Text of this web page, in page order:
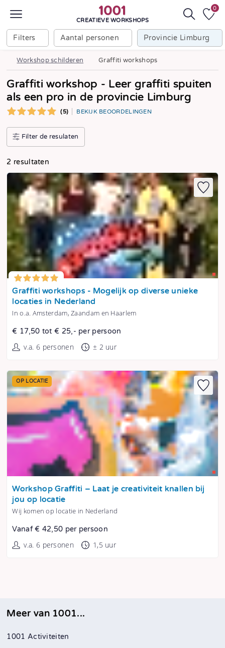
CREATIEVE WORKSHOPS
Filters Aantal personen Provincie Limburg
0
Workshop schilderen Graffiti workshops
Graffiti workshop - Leer graffiti spuiten
als een pro in de provincie Limburg
(5) BEKIJK BEOORDELINGEN
Filter de resulaten
2 resultaten
Tonen
Graffiti workshops - Mogelijk op diverse unieke
locaties in Nederland
In o.a. Amsterdam, Zaandam en Haarlem
€ 17,50 tot € 25,- per persoon
v.a. 6 personen ± 2 uur
Tonen
OP LOCATIE
Workshop Graffiti – Laat je creativiteit knallen bij
jou op locatie
Wij komen op locatie in Nederland
Vanaf € 42,50 per persoon
v.a. 6 personen 1,5 uur
Meer van 1001...
1001 Activiteiten